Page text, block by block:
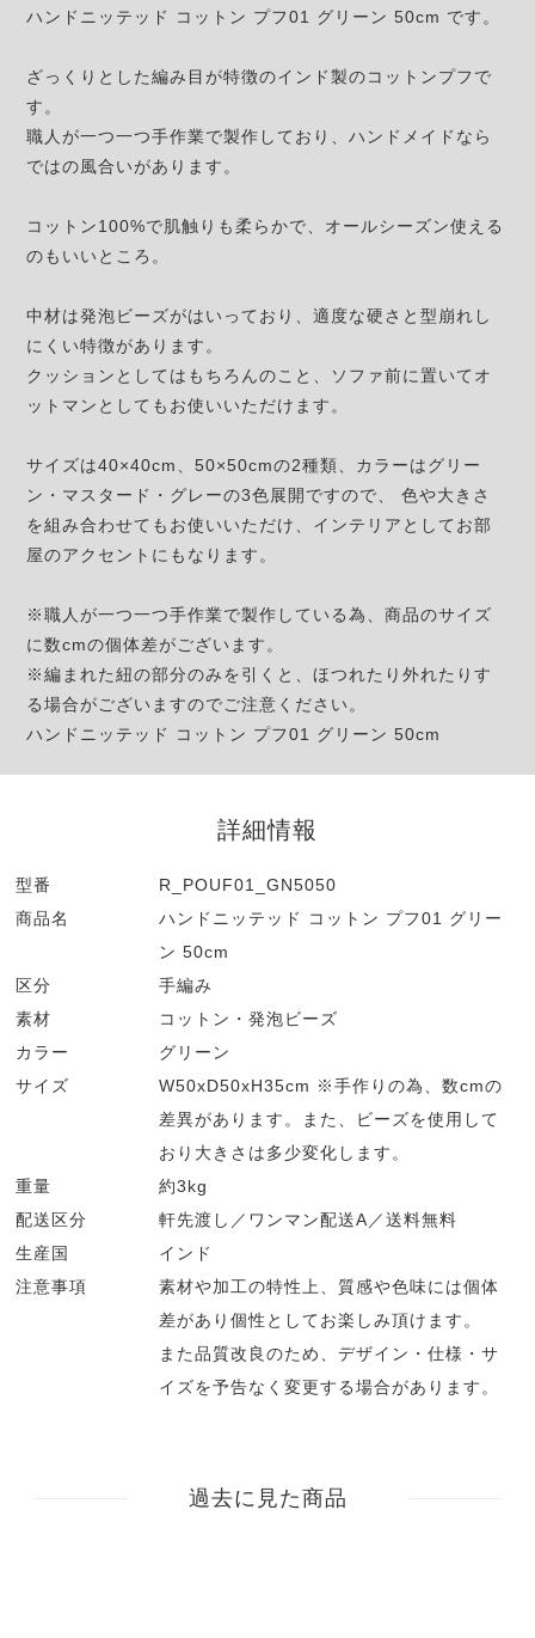
ハンドニッテッド コットン プフ01 グリーン 50cm です。
ざっくりとした編み目が特徴のインド製のコットンプフで
す。
職人が一つ一つ手作業で製作しており、ハンドメイドなら
ではの風合いがあります。
コットン100%で肌触りも柔らかで、オールシーズン使える
のもいいところ。
中材は発泡ビーズがはいっており、適度な硬さと型崩れし
にくい特徴があります。
クッションとしてはもちろんのこと、ソファ前に置いてオ
ットマンとしてもお使いいただけます。
サイズは40×40cm、50×50cmの2種類、カラーはグリー
ン・マスタード・グレーの3色展開ですので、 色や大きさ
を組み合わせてもお使いいただけ、インテリアとしてお部
屋のアクセントにもなります。
※職人が一つ一つ手作業で製作している為、商品のサイズ
に数cmの個体差がございます。
※編まれた紐の部分のみを引くと、ほつれたり外れたりす
る場合がございますのでご注意ください。
ハンドニッテッド コットン プフ01 グリーン 50cm
詳細情報
型番
R_POUF01_GN5050
商品名
ハンドニッテッド コットン プフ01 グリー
ン 50cm
区分
手編み
素材
コットン・発泡ビーズ
カラー
グリーン
サイズ
W50xD50xH35cm ※手作りの為、数cmの
差異があります。また、ビーズを使用して
おり大きさは多少変化します。
重量
約3kg
配送区分
軒先渡し／ワンマン配送A／送料無料
生産国
インド
注意事項
素材や加工の特性上、質感や色味には個体
差があり個性としてお楽しみ頂けます。
また品質改良のため、デザイン・仕様・サ
イズを予告なく変更する場合があります。
過去に見た商品